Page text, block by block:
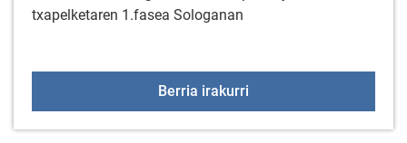
txapelketaren 1.fasea Sologanan
Berria irakurri